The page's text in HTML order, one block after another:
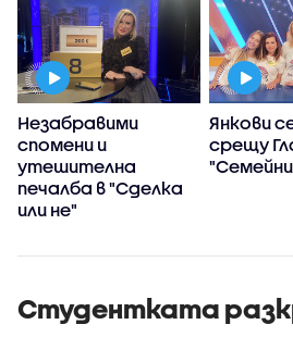
Незабравими
спомени и
утешителна
печалба в "Сделка
или не"
Янкови
срещу
Студентката